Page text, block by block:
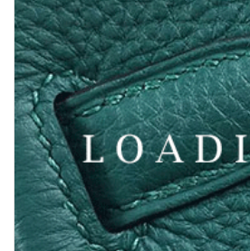
6047606 /obuv z LOEWE
Cena poptávka